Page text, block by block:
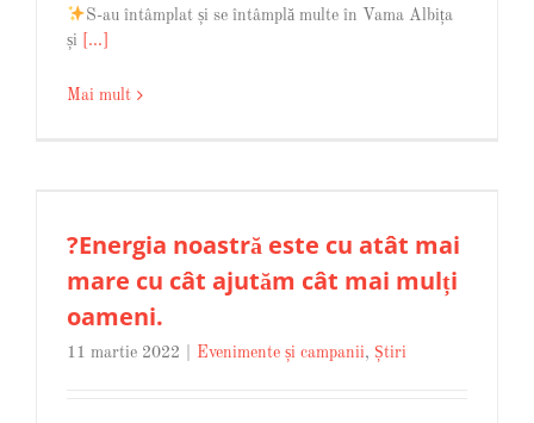
S-au întâmplat și se întâmplă multe în Vama Albița
și
[...]
Mai mult
?Energia noastră este cu atât mai
mare cu cât ajutăm cât mai mulți
oameni.
11 martie 2022 Evenimente și campanii, Știri